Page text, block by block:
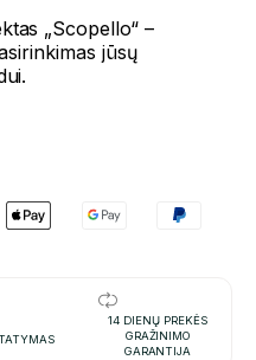
„Scopello“ –
jūsų
14 DIENŲ PREKĖS
GRAŽINIMO
GARANTIJA